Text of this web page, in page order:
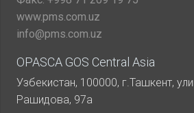
www.pms.com.uz
info@pms.com.uz
OPASCA GOS Central Asia
Узбекистан, 100000, г.Ташкент,
Рашидова, 97а